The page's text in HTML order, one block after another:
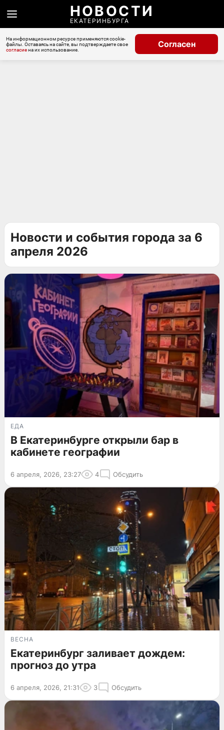
НОВОСТИ
ЕКАТЕРИНБУРГА
На информационном ресурсе применяются cookie-
файлы. Оставаясь на сайте, вы подтверждаете свое
согласиена их использование.
Согласен
Новости и события города за 6
апреля 2026
ЕДА
В Екатеринбурге открыли бар в
кабинете географии
6 апреля, 2026, 23:27 4 Обсудить
ВЕСНА
Екатеринбург заливает дождем:
прогноз до утра
6 апреля, 2026, 21:31 3 Обсудить